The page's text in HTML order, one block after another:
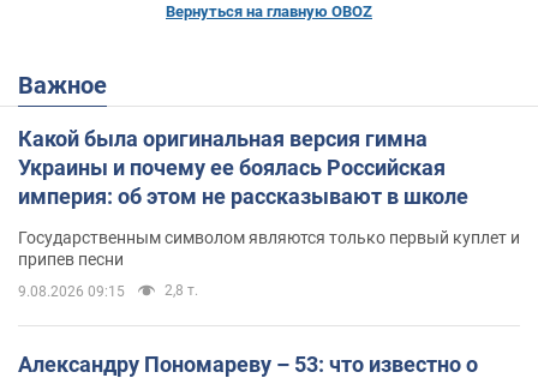
Вернуться на главную OBOZ
Важное
Какой была оригинальная версия гимна
Украины и почему ее боялась Российская
империя: об этом не рассказывают в школе
Государственным символом являются только первый куплет и
припев песни
9.08.2026 09:15 2,8 т.
Александру Пономареву – 53: что известно о